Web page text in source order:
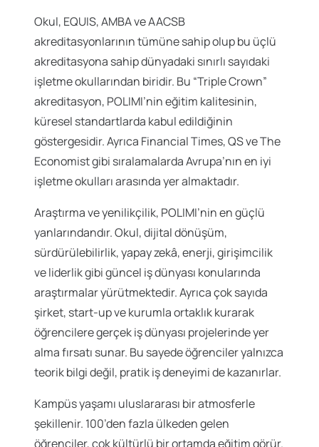
Okul, EQUIS, AMBA ve AACSB
akreditasyonlarının tümüne sahip olup bu üçlü
akreditasyona sahip dünyadaki sınırlı sayıdaki
işletme okullarından biridir. Bu “Triple Crown”
akreditasyon, POLIMI’nin eğitim kalitesinin,
küresel standartlarda kabul edildiğinin
göstergesidir. Ayrıca Financial Times, QS ve The
Economist gibi sıralamalarda Avrupa’nın en iyi
işletme okulları arasında yer almaktadır.
Araştırma ve yenilikçilik, POLIMI’nin en güçlü
yanlarındandır. Okul, dijital dönüşüm,
sürdürülebilirlik, yapay zekâ, enerji, girişimcilik
ve liderlik gibi güncel iş dünyası konularında
araştırmalar yürütmektedir. Ayrıca çok sayıda
şirket, start-up ve kurumla ortaklık kurarak
öğrencilere gerçek iş dünyası projelerinde yer
alma fırsatı sunar. Bu sayede öğrenciler yalnızca
teorik bilgi değil, pratik iş deneyimi de kazanırlar.
Kampüs yaşamı uluslararası bir atmosferle
şekillenir. 100’den fazla ülkeden gelen
öğrenciler, çok kültürlü bir ortamda eğitim görür.